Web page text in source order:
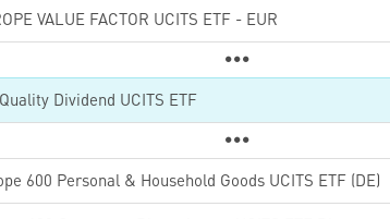
VALUE FACTOR UCITS ETF - EUR
Dividend UCITS ETF
600 Personal & Household Goods UCITS ETF (DE)